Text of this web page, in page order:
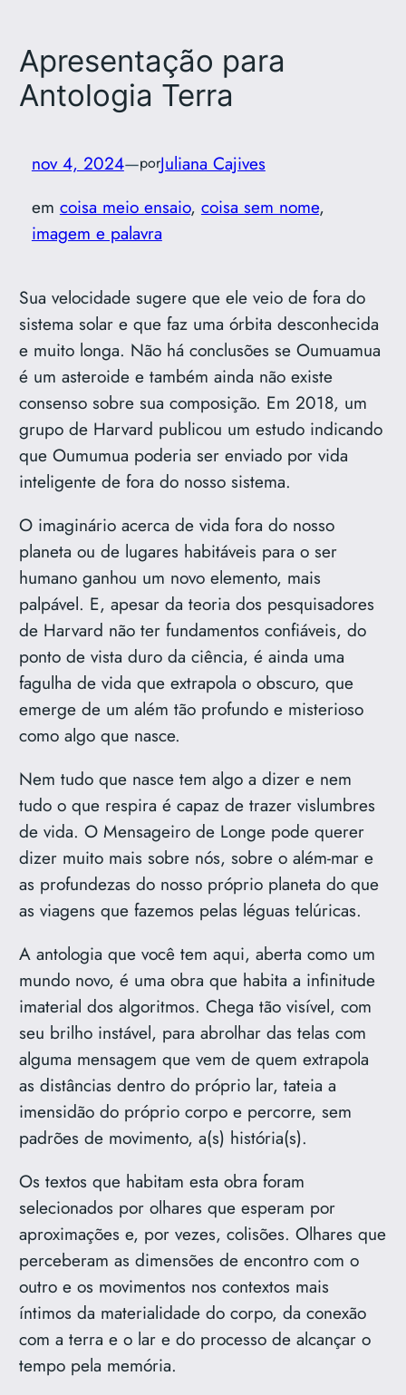
Apresentação para
Antologia Terra
nov 4, 2024—porJuliana Cajives
em coisa meio ensaio, coisa sem nome
imagem e palavra
Sua velocidade sugere que ele veio de fora do
sistema solar e que faz uma órbita desconhecida
e muito longa. Não há conclusões se Oumuamua
é um asteroide e também ainda não existe
consenso sobre sua composição. Em 2018, um
grupo de Harvard publicou um estudo indicando
que Oumumua poderia ser enviado por vida
inteligente de fora do nosso sistema.
O imaginário acerca de vida fora do nosso
planeta ou de lugares habitáveis para o ser
humano ganhou um novo elemento, mais
palpável. E, apesar da teoria dos pesquisadores
de Harvard não ter fundamentos confiáveis, do
ponto de vista duro da ciência, é ainda uma
fagulha de vida que extrapola o obscuro, que
emerge de um além tão profundo e misterioso
como algo que nasce.
Nem tudo que nasce tem algo a dizer e nem
tudo o que respira é capaz de trazer vislumbres
de vida. O Mensageiro de Longe pode querer
dizer muito mais sobre nós, sobre o além-mar e
as profundezas do nosso próprio planeta do que
as viagens que fazemos pelas léguas telúricas.
A antologia que você tem aqui, aberta como um
mundo novo, é uma obra que habita a infinitude
imaterial dos algoritmos. Chega tão visível, com
seu brilho instável, para abrolhar das telas com
alguma mensagem que vem de quem extrapola
as distâncias dentro do próprio lar, tateia a
imensidão do próprio corpo e percorre, sem
padrões de movimento, a(s) história(s).
Os textos que habitam esta obra foram
selecionados por olhares que esperam por
aproximações e, por vezes, colisões. Olhares que
perceberam as dimensões de encontro com o
outro e os movimentos nos contextos mais
íntimos da materialidade do corpo, da conexão
com a terra e o lar e do processo de alcançar o
tempo pela memória.